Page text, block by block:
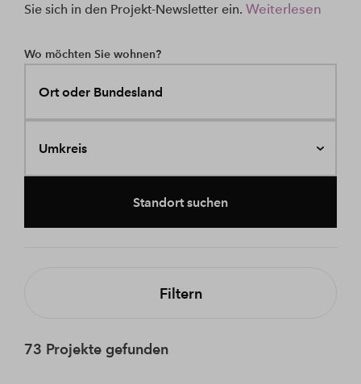
Sie sich in den Projekt-Newsletter ein. Weiterlesen
Wo möchten Sie wohnen?
Ort oder Bundesland
Umkreis
Standort suchen
Filtern
73 Projekte gefunden